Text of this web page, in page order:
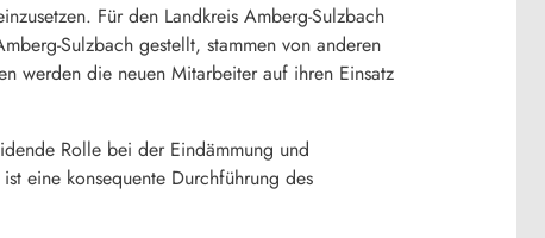
Für den Landkreis Amberg-Sulzbach
Sulzbach gestellt, stammen von anderen
werden die neuen Mitarbeiter auf ihren Einsatz
Rolle bei der Eindämmung und
eine konsequente Durchführung des